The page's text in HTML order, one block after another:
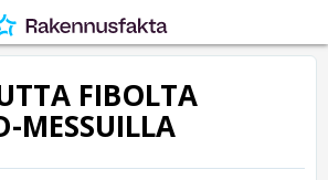
FIBOLTA
MESSUILLA